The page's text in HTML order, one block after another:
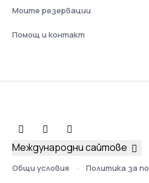
Моите резервации
Помощ и контакт
Общи условия Политика за
Международни сайтове